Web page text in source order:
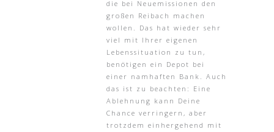
die bei Neuemissionen den
großen Reibach machen
wollen. Das hat wieder sehr
viel mit Ihrer eigenen
Lebenssituation zu tun,
benötigen ein Depot bei
einer namhaften Bank. Auch
das ist zu beachten: Eine
Ablehnung kann Deine
Chance verringern, aber
trotzdem einhergehend mit